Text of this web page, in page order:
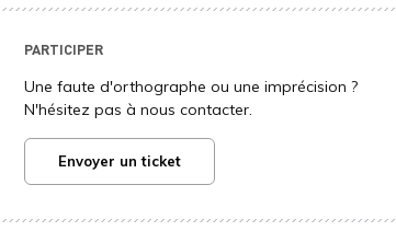
PARTICIPER
Une faute d'orthographe ou une imprécision ?
N'hésitez pas à nous contacter.
Envoyer un ticket